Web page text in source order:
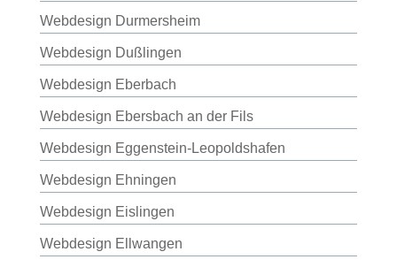
Webdesign Durmersheim
Webdesign Dußlingen
Webdesign Eberbach
Webdesign Ebersbach an der Fils
Webdesign Eggenstein-Leopoldshafen
Webdesign Ehningen
Webdesign Eislingen
Webdesign Ellwangen